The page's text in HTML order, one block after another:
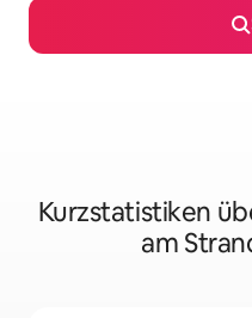
Kurzstatistiken
am